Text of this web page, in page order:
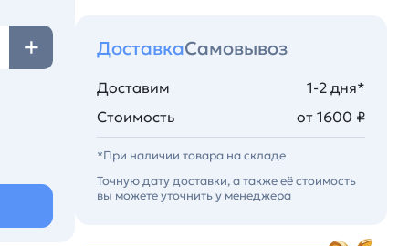
ДоставкаСамовывоз
Доставим
1-2 дня*
Стоимость
от 1600 ₽
*При наличии товара на складе
Точную дату доставки, а также её стоимость
вы можете уточнить у менеджера